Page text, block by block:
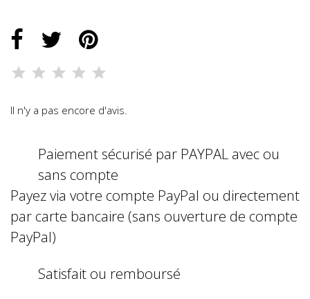
Il n'y a pas encore d'avis.
Paiement sécurisé par PAYPAL avec ou
sans compte
Payez via votre compte PayPal ou directement
par carte bancaire (sans ouverture de compte
PayPal)
Satisfait ou remboursé